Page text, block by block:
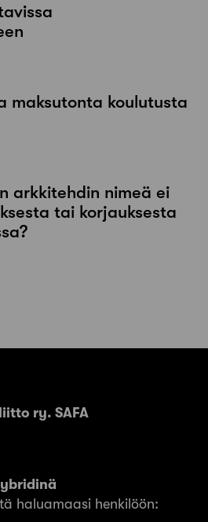
maksutonta koulutusta
arkkitehdin nimeä ei
tai korjauksesta
ry. SAFA
haluamaasi henkilöön: